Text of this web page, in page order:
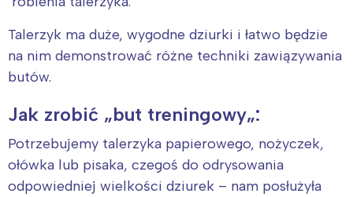
Talerzyk ma duże, wygodne dziurki i łatwo będzie
na nim demonstrować różne techniki zawiązywania
butów.
Jak zrobić „but treningowy„:
Potrzebujemy talerzyka papierowego, nożyczek,
ołówka lub pisaka, czegoś do odrysowania
odpowiedniej wielkości dziurek – nam posłużyła